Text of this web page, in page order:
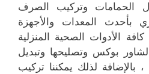
الحمامات وتركيب الصرف
بأحدث المعدات والأجهزة
الأدوات الصحية المنزلية
بوكس وتصليحها وتبديل
بالإضافة لذلك يمكننا تركيب